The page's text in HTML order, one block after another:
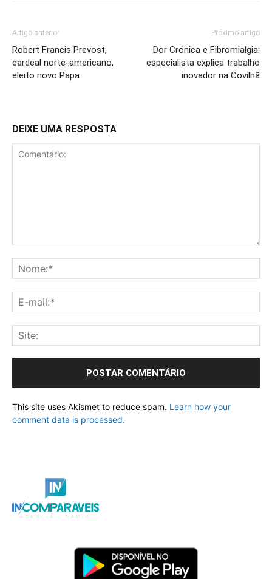
Artigo anterior
Robert Francis Prevost,
cardeal norte-americano,
eleito novo Papa
Próximo artigo
Dor Crónica e Fibromialgia:
especialista explica trabalho
inovador na Covilhã
DEIXE UMA RESPOSTA
This site uses Akismet to reduce spam. Learn how your
comment data is processed.